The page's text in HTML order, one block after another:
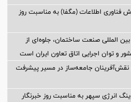
فناوری اطلاعات (مگفا) به مناسبت روز
المللی صنعت ساختمان، جلوه‌ای از
و توان اجرایی اتاق تعاون ایران است
و نقش‌آفرینان جامعه‌ساز در مسیر پیشرفت
انرژی سپهر به مناسبت روز خبرنگار